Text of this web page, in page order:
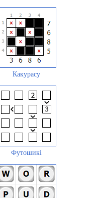
Какурасу
Футошикі